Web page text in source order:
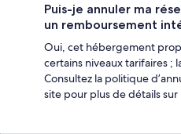
Puis-je annuler ma
un remboursement
Oui, cet hébergement
certains niveaux tarifaires ;
Consultez la politique
site pour plus de détails